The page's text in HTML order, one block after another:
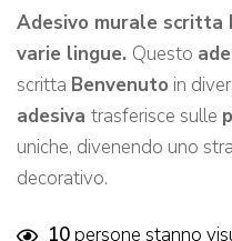
Adesivo murale scritta
varie lingue. Questo
scritta Benvenuto in
adesiva trasferisce sulle
uniche, divenendo uno
decorativo.
10persone stanno